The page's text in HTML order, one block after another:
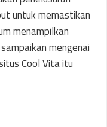
untuk memastikan
menampilkan
mengenai
Cool Vita itu